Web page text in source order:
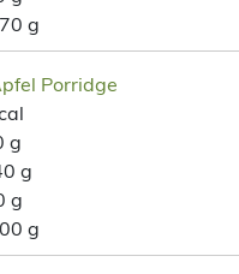
g
Porridge
g
g
g
g